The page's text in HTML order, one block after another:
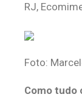
RJ,
Foto:
Como tudo